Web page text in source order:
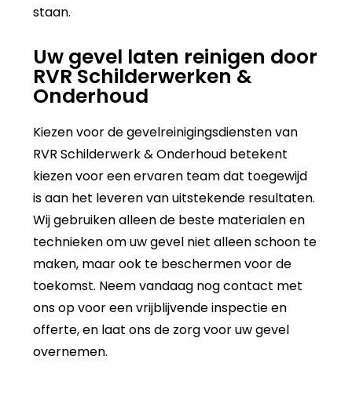
staan.
Uw gevel laten reinigen door
RVR Schilderwerken &
Onderhoud
Kiezen voor de gevelreinigingsdiensten van
RVR Schilderwerk & Onderhoud betekent
kiezen voor een ervaren team dat toegewijd
is aan het leveren van uitstekende resultaten.
Wij gebruiken alleen de beste materialen en
technieken om uw gevel niet alleen schoon te
maken, maar ook te beschermen voor de
toekomst. Neem vandaag nog contact met
ons op voor een vrijblijvende inspectie en
offerte, en laat ons de zorg voor uw gevel
overnemen.